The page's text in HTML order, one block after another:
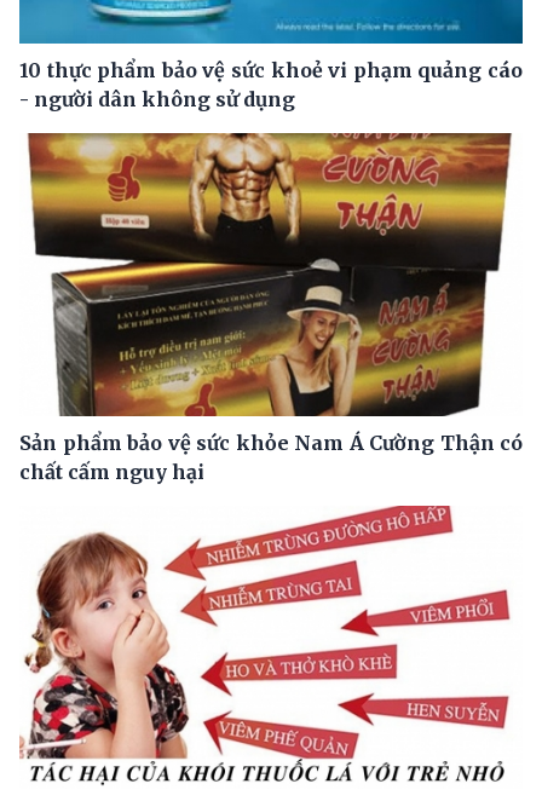
10 thực phẩm bảo vệ sức khoẻ vi phạm quảng cáo
- người dân không sử dụng
Sản phẩm bảo vệ sức khỏe Nam Á Cường Thận có
chất cấm nguy hại